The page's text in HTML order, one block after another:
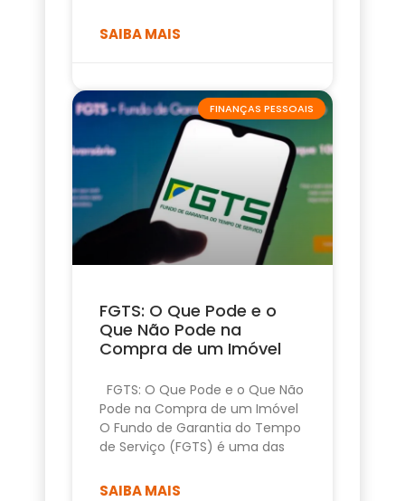
SAIBA MAIS
FINANÇAS PESSOAIS
FGTS: O Que Pode e o
Que Não Pode na
Compra de um Imóvel
FGTS: O Que Pode e o Que Não
Pode na Compra de um Imóvel
O Fundo de Garantia do Tempo
de Serviço (FGTS) é uma das
SAIBA MAIS